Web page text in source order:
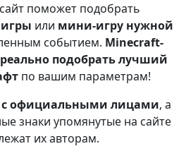
поможет подобрать
или мини-игру нужной
событием. Minecraft-
реально подобрать лучший
по вашим параметрам!
с официальными лицами, а
знаки упомянутые на сайте
их авторам.